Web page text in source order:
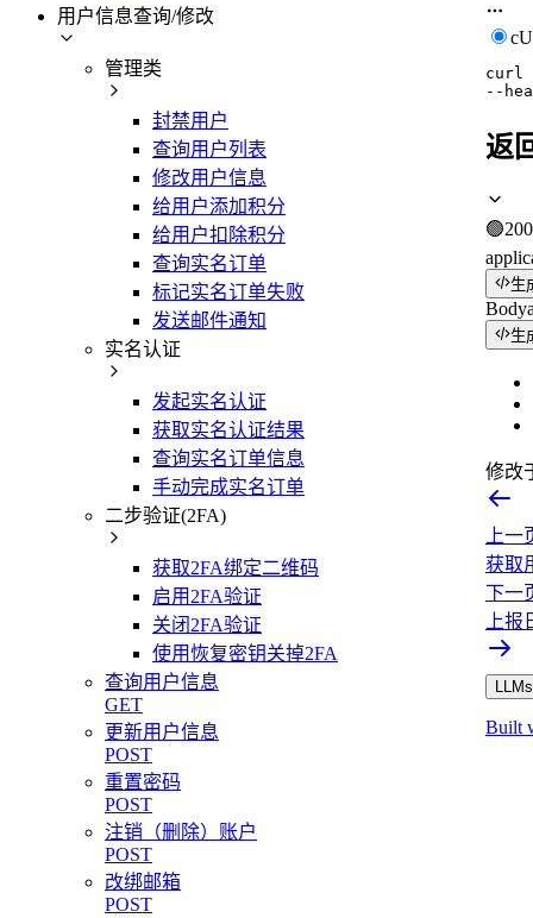
用户信息查询/修改
管理类
封禁用户
查询用户列表
修改用户信息
给用户添加积分
给用户扣除积分
查询实名订单
标记实名订单失败
发送邮件通知
实名认证
发起实名认证
获取实名认证结果
查询实名订单信息
手动完成实名订单
二步验证(2FA)
获取2FA绑定二维码
启用2FA验证
关闭2FA验证
使用恢复密钥关掉2FA
查询用户信息
GET
更新用户信息
POST
重置密码
POST
注销（删除）账户
POST
改绑邮箱
POST
curl
--
返
🟢200
生
Body
生
修改
上一
获取
下一
上报
Built